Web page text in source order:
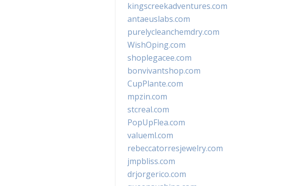
kingscreekadventures.com
antaeuslabs.com
purelycleanchemdry.com
WishOping.com
shoplegacee.com
bonvivantshop.com
CupPlante.com
mpzin.com
stcreal.com
PopUpFlea.com
valueml.com
rebeccatorresjewelry.com
jmpbliss.com
drjorgerico.com